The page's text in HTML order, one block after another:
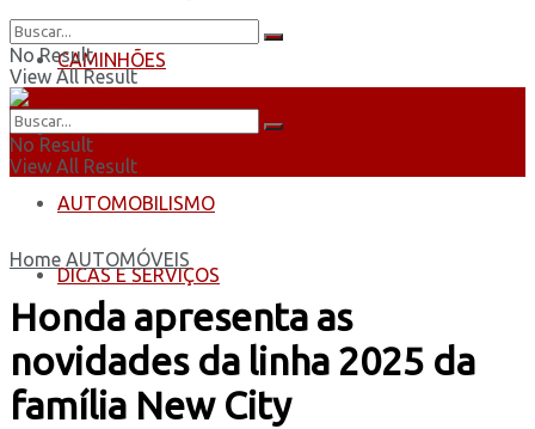
CAMINHÕES
ÔNIBUS
AUTOMOBILISMO
DICAS E SERVIÇOS
No Result
View All Result
No Result
View All Result
Home AUTOMÓVEIS
Honda apresenta as
novidades da linha 2025 da
família New City